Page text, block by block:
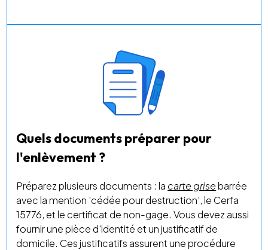
Quels documents préparer pour
l'enlèvement ?
Préparez plusieurs documents : la carte grisebarrée
avec la mention 'cédée pour destruction', le Cerfa
15776, et le certificat de non-gage. Vous devez aussi
fournir une pièce d'identité et un justificatif de
domicile. Ces justificatifs assurent une procédure